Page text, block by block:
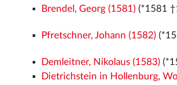
Brendel, Georg (1581) (*1581
Pfretschner, Johann (1582)
Demleitner, Nikolaus (1583)
Dietrichstein in Hollenburg,